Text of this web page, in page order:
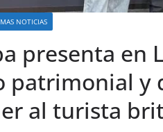
NOTICIAS
presenta en
patrimonial y
al turista